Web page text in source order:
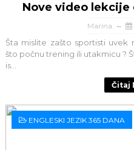
Nove video lekcije
Marina
Šta mislite zašto sportisti
što počnu trening ili utakmicu ?
is...
Čitaj
ENGLESKI JEZIK 365 DANA